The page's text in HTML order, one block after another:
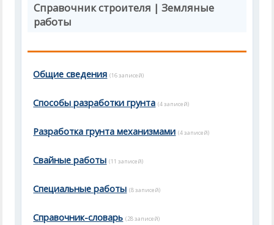
Справочник строителя | Земляные
работы
Общие сведения (16 записей)
Способы разработки грунта (4 записей)
Разработка грунта механизмами (4 записей)
Свайные работы (11 записей)
Специальные работы (8 записей)
Справочник-словарь (28 записей)